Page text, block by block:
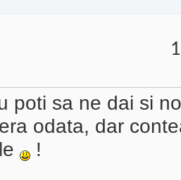
poti sa ne dai si
odata, dar
!